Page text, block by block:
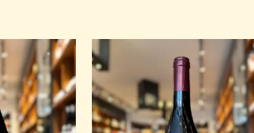
Add to
Wishlist
Add to
Wishlist